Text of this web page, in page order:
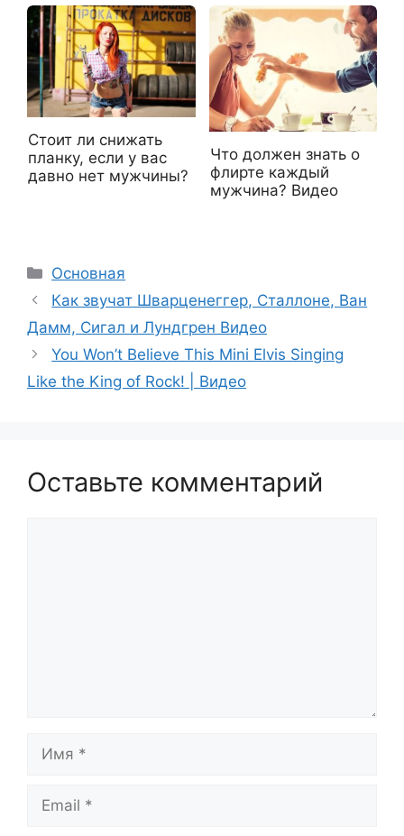
Стоит ли снижать
планку, если у вас
давно нет мужчины?
Что должен знать о
флирте каждый
мужчина? Видео
Рубрики
Основная
Как звучат Шварценеггер, Сталлоне, Ван
Дамм, Сигал и Лундгрен Видео
You Won’t Believe This Mini Elvis Singing
Like the King of Rock! | Видео
Оставьте комментарий
Имя
Email